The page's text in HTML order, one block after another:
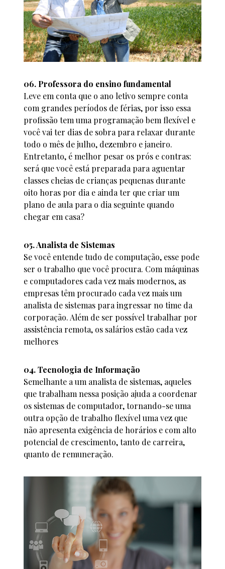
06. Professora do ensino fundamental
Leve em conta que o ano letivo sempre conta
com grandes períodos de férias, por isso essa
profissão tem uma programação bem flexível e
você vai ter dias de sobra para relaxar durante
todo o mês de julho, dezembro e janeiro.
Entretanto, é melhor pesar os prós e contras:
será que você está preparada para aguentar
classes cheias de crianças pequenas durante
oito horas por dia e ainda ter que criar um
plano de aula para o dia seguinte quando
chegar em casa?
05. Analista de Sistemas
Se você entende tudo de computação, esse pode
ser o trabalho que você procura. Com máquinas
e computadores cada vez mais modernos, as
empresas têm procurado cada vez mais um
analista de sistemas para ingressar no time da
corporação. Além de ser possível trabalhar por
assistência remota, os salários estão cada vez
melhores
04. Tecnologia de Informação
Semelhante a um analista de sistemas, aqueles
que trabalham nessa posição ajuda a coordenar
os sistemas de computador, tornando-se uma
outra opção de trabalho flexível uma vez que
não apresenta exigência de horários e com alto
potencial de crescimento, tanto de carreira,
quanto de remuneração.